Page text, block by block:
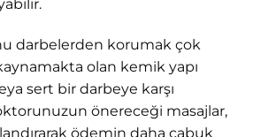
darbelerden korumak çok
olan kemik yapı
sert bir darbeye karşı
önereceği masajlar,
ödemin daha çabuk